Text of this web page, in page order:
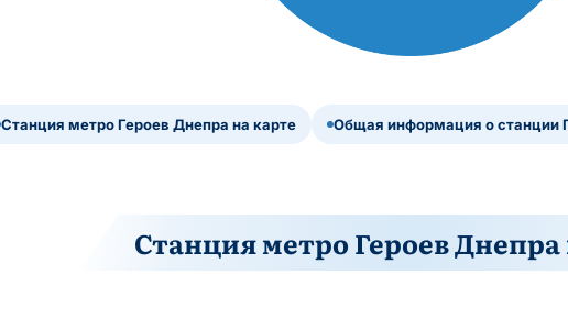
Станция метро Героев Днепра на карте Общая информация о станции
Станция метро Героев Днепра